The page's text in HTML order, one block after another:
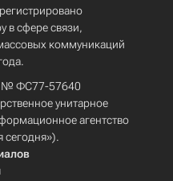
в сфере связи,
коммуникаций
№ ФС77-57640
унитарное
агентство